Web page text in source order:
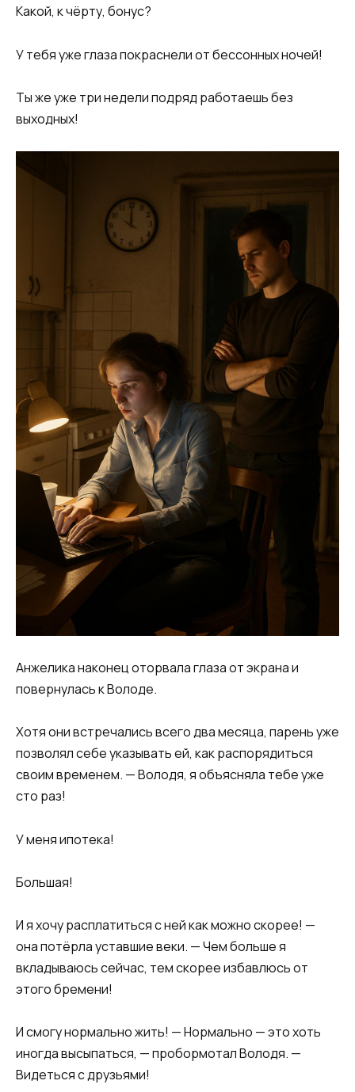
Какой, к чёрту, бонус?
У тебя уже глаза покраснели от бессонных ночей!
Ты же уже три недели подряд работаешь без
выходных!
Анжелика наконец оторвала глаза от экрана и
повернулась к Володе.
Хотя они встречались всего два месяца, парень уже
позволял себе указывать ей, как распорядиться
своим временем. — Володя, я объясняла тебе уже
сто раз!
У меня ипотека!
Большая!
И я хочу расплатиться с ней как можно скорее! —
она потёрла уставшие веки. — Чем больше я
вкладываюсь сейчас, тем скорее избавлюсь от
этого бремени!
И смогу нормально жить! — Нормально — это хоть
иногда высыпаться, — пробормотал Володя. —
Видеться с друзьями!